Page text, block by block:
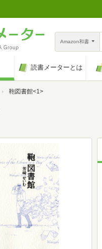
Amazon和書
読書メーターとは
鞄図書館<1>